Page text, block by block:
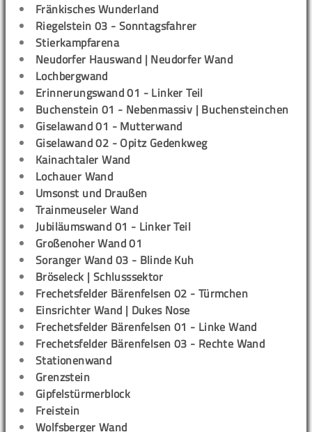
Fränkisches Wunderland
Riegelstein 03 - Sonntagsfahrer
Stierkampfarena
Neudorfer Hauswand | Neudorfer Wand
Lochbergwand
Erinnerungswand 01 - Linker Teil
Buchenstein 01 - Nebenmassiv | Buchensteinchen
Giselawand 01 - Mutterwand
Giselawand 02 - Opitz Gedenkweg
Kainachtaler Wand
Lochauer Wand
Umsonst und Draußen
Trainmeuseler Wand
Jubiläumswand 01 - Linker Teil
Großenoher Wand 01
Soranger Wand 03 - Blinde Kuh
Bröseleck | Schlusssektor
Frechetsfelder Bärenfelsen 02 - Türmchen
Einsrichter Wand | Dukes Nose
Frechetsfelder Bärenfelsen 01 - Linke Wand
Frechetsfelder Bärenfelsen 03 - Rechte Wand
Stationenwand
Grenzstein
Gipfelstürmerblock
Freistein
Wolfsberger Wand